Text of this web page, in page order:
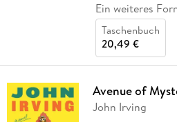
Ein weiteres
Taschenbuch
20,49 €
Avenue of
John Irving